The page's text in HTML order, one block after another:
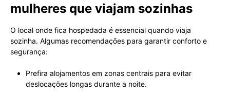
mulheres que viajam sozinhas
O local onde fica hospedada é essencial quando viaja
sozinha. Algumas recomendações para garantir conforto e
segurança:
Prefira alojamentos em zonas centrais para evitar
deslocações longas durante a noite.